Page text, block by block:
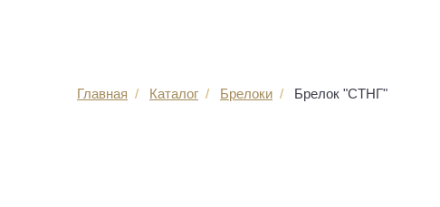
Главная Каталог Брелоки Брелок "СТНГ"